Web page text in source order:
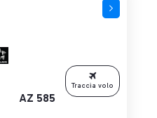
AZ 585
Traccia volo